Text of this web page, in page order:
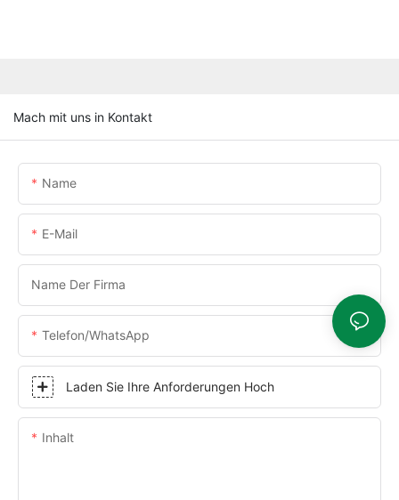
Mach mit uns in Kontakt
Name
E-Mail
Name Der Firma
Telefon/WhatsApp
Laden Sie Ihre Anforderungen Hoch
Inhalt